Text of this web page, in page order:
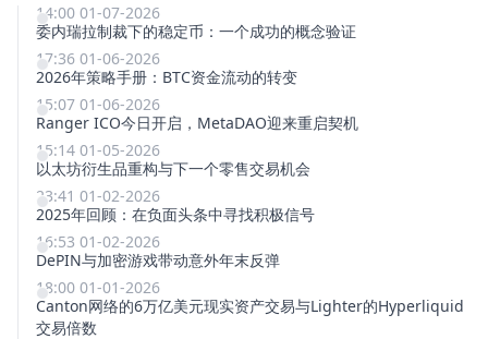
14:00 01-07-2026
委内瑞拉制裁下的稳定币：一个成功的概念验证
17:36 01-06-2026
2026年策略手册：BTC资金流动的转变
15:07 01-06-2026
Ranger ICO今日开启，MetaDAO迎来重启契机
15:14 01-05-2026
以太坊衍生品重构与下一个零售交易机会
23:41 01-02-2026
2025年回顾：在负面头条中寻找积极信号
16:53 01-02-2026
DePIN与加密游戏带动意外年末反弹
18:00 01-01-2026
Canton网络的6万亿美元现实资产交易与Lighter的Hyperliquid
交易倍数